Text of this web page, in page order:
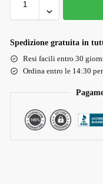
Spedizione gratuita in
Resi facili entro 30
Ordina entro le 14:30